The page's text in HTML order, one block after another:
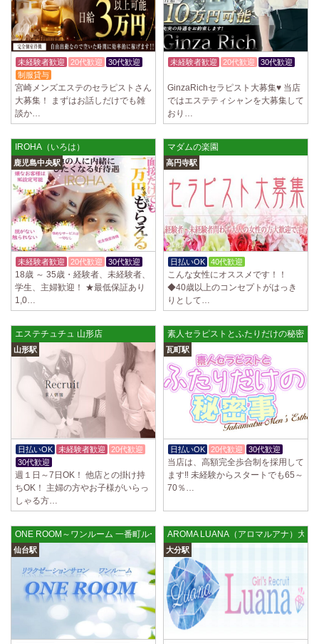
2025/04/09[藤が丘駅]
sirena (シレーナ) 名東ルーム
制服あり、ノルマ、罰金なし 高額報酬が稼げるだけでなく、高待遇や手
厚い福利厚生を完備しております！ぜひご活用ください♪ 指名…
2025/04/08[勝川駅]
Cat’s (キャッツ)
18歳以上（高校生不可） オープンニングセラピストさん大募集！ 営業時
2025/04/05[日本橋駅]
Aroma de Banana (あろばな)
オープンにつきセラピスト大募集！！ 求人探しに苦労されている貴方様
に朗報です！ 当店では講習制度を徹底しています。 セクハラ…
2025/04/04[吉祥寺駅]
LoveCHU (ラブチュ) 吉祥寺ルーム
やる気のあるセラピスト大募集！ 「本気で稼ぎたい！」「もっと人気セ
ラピストになりたい！」 そんなあなたを全力でサポートします…
2025/04/04
やる気のあるセラピスト大募集！ 「本気で稼ぎたい！」「もっと人気セ
ラピストになりたい！」 そんなあなたを全力でサポートします…
2025/04/02
[千歳烏山駅]
LoveCHU (ラブチュ) 千歳烏山ルーム
やる気のあるセラピスト大募集！ 「本気で稼ぎたい！」「もっと人気セ
ラピストになりたい！」 そんなあなたを全力でサポートします…
2025/03/31[八王子駅]
Diamond～ダイヤモンド～
只今NEW OPENにつきセラピストが不足しています！ 今後も新規出店が
続くため、一緒に働いてくれるセラピストを大募集します！ 女性…
2025/03/29[自由が丘駅]
LIVSPA (リブスパ) 自由が丘ルーム
当店の募集は嘘偽り等なく、記載通りにしっかりお給料をお支払いさせ
ていただきます。 とても働きやすいお店作りを心がけております…
2025/03/29[川崎駅]
LIVSPA (リブスパ) 川崎ルーム
当店の募集は嘘偽り等なく、記載通りにしっかりお給料をお支払いさせ
ていただきます。 とても働きやすいお店作りを心がけております…
未経験者歓迎 20代歓迎
30代歓迎
制服貸与
宮崎メンズエステのセラピストさん
大募集！ まずはお話しだけでも雑
談か…
未経験者歓迎 20代歓迎
30代歓迎
GinzaRichセラピスト大募集♥ 当店
ではエステティシャンを大募集して
おり…
IROHA（いろは）
鹿児島中央駅
未経験者歓迎 20代歓迎 30代歓迎
18歳 ～ 35歳・経験者、未経験者、
学生、主婦歓迎！ ★最低保証あり
1,0…
マダムの楽園
高円寺駅
日払いOK 40代歓迎
こんな女性にオススメです！！
◆40歳以上のコンセプトがはっき
りとして…
エステチュチュ 山形店
山形駅
日払いOK 未経験者歓迎
20代歓迎
30代歓迎
週１日～7日OK！ 他店との掛け持
ちOK！ 主婦の方やお子様がいらっ
しゃる方…
素人セラピストとふたりだけの秘密事
瓦町駅
日払いOK 20代歓迎 30代歓迎
当店は、高額完全歩合制を採用して
ます‼ 未経験からスタートでも65～
70％…
ONE ROOM～ワンルーム 一番町ルーム
仙台駅
AROMA LUANA（アロマルアナ）大分
大分駅